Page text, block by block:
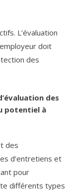
L’évaluation
doit
des
des
potentiel à
des
d’entretiens et
pour
différents types